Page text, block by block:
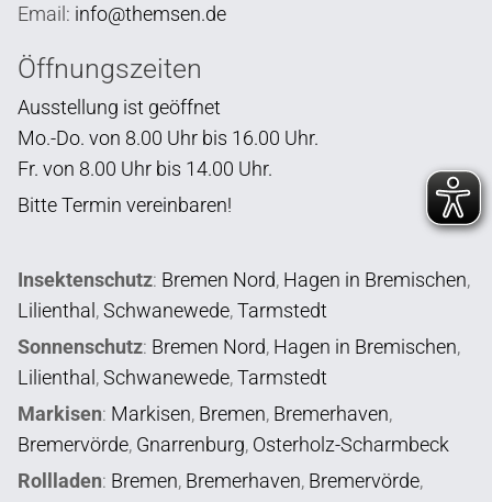
Email: info@themsen.de
Öffnungszeiten
Ausstellung ist geöffnet
Mo.-Do. von 8.00 Uhr bis 16.00 Uhr.
Fr. von 8.00 Uhr bis 14.00 Uhr.
Bitte Termin vereinbaren!
Insektenschutz: Bremen Nord, Hagen in Bremischen,
Lilienthal ,Schwanewede,Tarmstedt
Sonnenschutz: Bremen Nord, Hagen in Bremischen,
Lilienthal ,Schwanewede,Tarmstedt
Markisen: Markisen, Bremen, Bremerhaven,
Bremervörde, Gnarrenburg, Osterholz-Scharmbeck
Rollladen: Bremen, Bremerhaven, Bremervörde,